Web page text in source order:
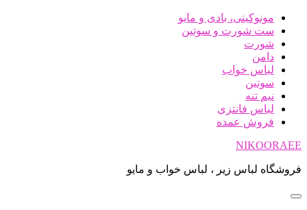
پرش
محتوا
مونوکینی، بادی و مایو
ست شورت و سوتین
شورت
دامن
لباس خواب
سوتین
نیم تنه
لباس فانتزی
فروش عمده
NIKOORAEE
فروشگاه لباس زیر ، لباس خواب و مایو